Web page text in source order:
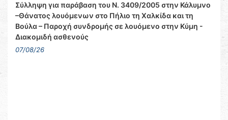
Σύλληψη για παράβαση του Ν. 3409/2005 στην Κάλυμνο
–Θάνατος λουόμενων στο Πήλιο τη Χαλκίδα και τη
Βούλα – Παροχή συνδρομής σε λουόμενο στην Κύμη -
Διακομιδή ασθενούς
07/08/26